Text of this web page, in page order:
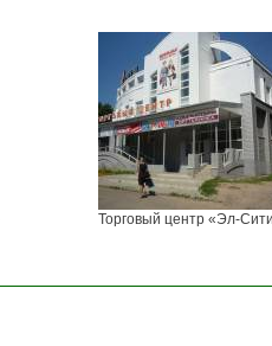
Торговый центр «Эл-